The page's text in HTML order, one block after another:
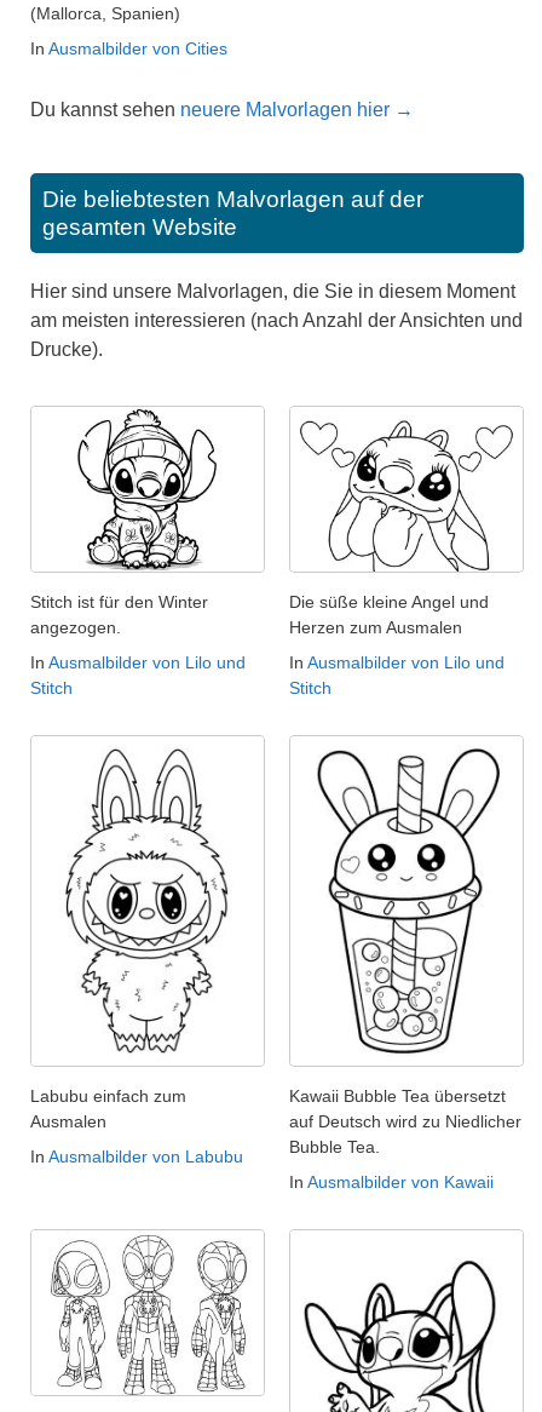
(Mallorca, Spanien)
In Ausmalbilder von Cities
Du kannst sehen neuere Malvorlagen hier →
Die beliebtesten Malvorlagen auf der
gesamten Website
Hier sind unsere Malvorlagen, die Sie in diesem Moment
am meisten interessieren (nach Anzahl der Ansichten und
Drucke).
Stitch ist für den Winter
angezogen.
In Ausmalbilder von Lilo und
Stitch
Die süße kleine Angel und
Herzen zum Ausmalen
In Ausmalbilder von Lilo und
Stitch
Labubu einfach zum
Ausmalen
In Ausmalbilder von Labubu
Kawaii Bubble Tea übersetzt
auf Deutsch wird zu Niedlicher
Bubble Tea.
In Ausmalbilder von Kawaii